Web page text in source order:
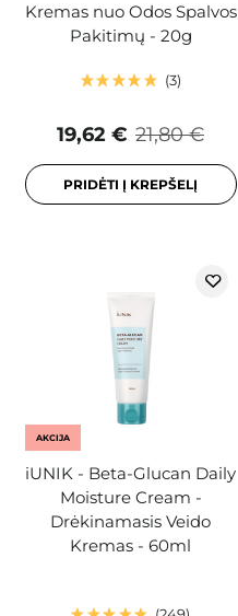
Kremas nuo Odos Spalvos
Pakitimų - 20g
3
21,80 €
19,62 €
PRIDĖTI Į KREPŠELĮ
AKCIJA
iUNIK - Beta-Glucan Daily
Moisture Cream -
Drėkinamasis Veido
Kremas - 60ml